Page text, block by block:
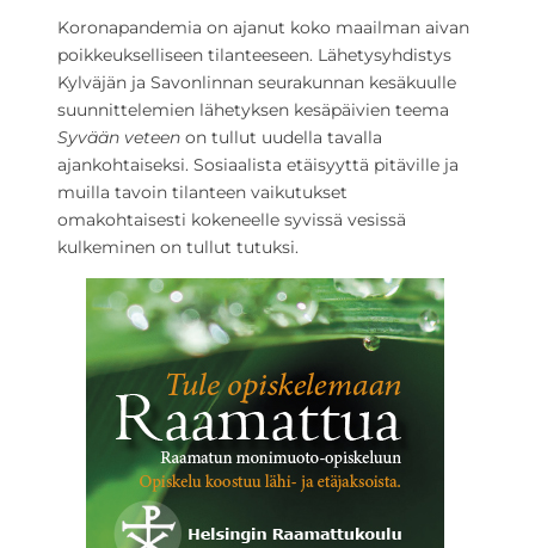
Koronapandemia on ajanut koko maailman aivan
poikkeukselliseen tilanteeseen. Lähetysyhdistys
Kylväjän ja Savonlinnan seurakunnan kesäkuulle
suunnittelemien lähetyksen kesäpäivien teema
Syvään veteen on tullut uudella tavalla
ajankohtaiseksi. Sosiaalista etäisyyttä pitäville ja
muilla tavoin tilanteen vaikutukset
omakohtaisesti kokeneelle syvissä vesissä
kulkeminen on tullut tutuksi.